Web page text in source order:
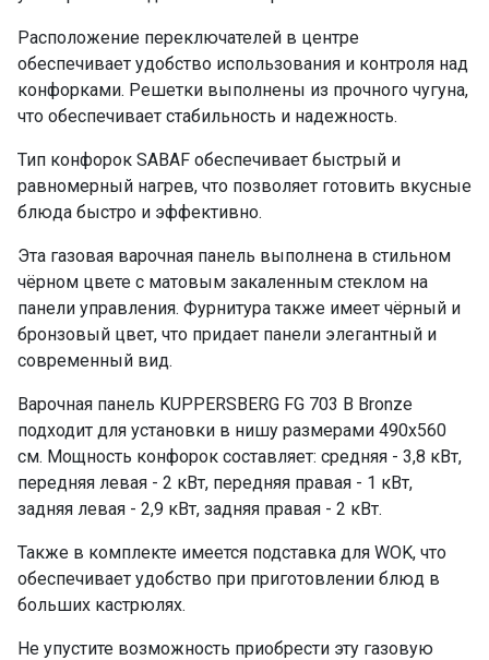
Расположение переключателей в центре
обеспечивает удобство использования и контроля над
конфорками. Решетки выполнены из прочного чугуна,
что обеспечивает стабильность и надежность.
Тип конфорок SABAF обеспечивает быстрый и
равномерный нагрев, что позволяет готовить вкусные
блюда быстро и эффективно.
Эта газовая варочная панель выполнена в стильном
чёрном цвете с матовым закаленным стеклом на
панели управления. Фурнитура также имеет чёрный и
бронзовый цвет, что придает панели элегантный и
современный вид.
Варочная панель KUPPERSBERG FG 703 B Bronze
подходит для установки в нишу размерами 490х560
см. Мощность конфорок составляет: средняя - 3,8 кВт,
передняя левая - 2 кВт, передняя правая - 1 кВт,
задняя левая - 2,9 кВт, задняя правая - 2 кВт.
Также в комплекте имеется подставка для WOK, что
обеспечивает удобство при приготовлении блюд в
больших кастрюлях.
Не упустите возможность приобрести эту газовую